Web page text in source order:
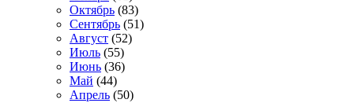
Октябрь (83)
Сентябрь (51)
Август (52)
Июль (55)
Июнь (36)
Май (44)
Апрель (50)